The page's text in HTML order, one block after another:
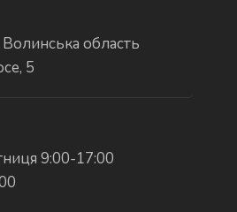
область
5
9:00-17:00